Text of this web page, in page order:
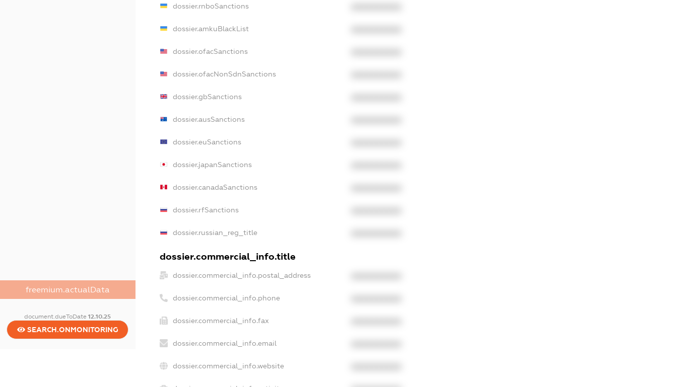
freemium.actualData
document.dueToDate12.10.25
SEARCH.ONMONITORING
dossier.rnboSanctions
dossier.amkuBlackList
dossier.ofacSanctions
dossier.ofacNonSdnSanctions
dossier.gbSanctions
dossier.ausSanctions
dossier.euSanctions
dossier.japanSanctions
dossier.canadaSanctions
dossier.rfSanctions
dossier.russian_reg_title
dossier.commercial_info.title
dossier.commercial_info.postal_address
dossier.commercial_info.phone
dossier.commercial_info.fax
dossier.commercial_info.email
dossier.commercial_info.website